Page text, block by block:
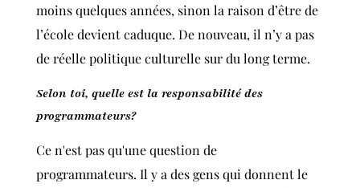
moins quelques années, sinon la raison d’être de
l’école devient caduque. De nouveau, il n’y a pas
de réelle politique culturelle sur du long terme.
Selon toi, quelle est la responsabilité des
programmateurs?
Ce n'est pas qu'une question de
programmateurs. Il y a des gens qui donnent le